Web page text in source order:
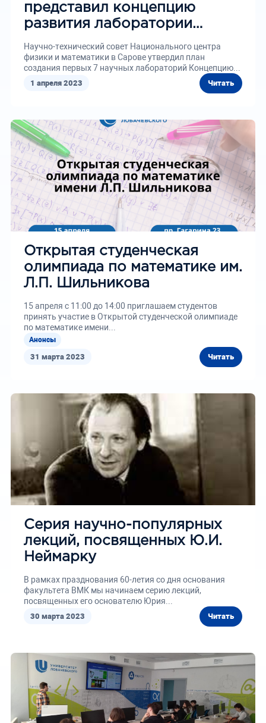
1 апреля 2023 Читать
представил концепцию
развития лаборатории
нейроморфного
искусственного интеллекта
Научно-технический совет Национального центра
физики и математики в Сарове утвердил план
создания первых 7 научных лабораторий Концепцию...
31 марта 2023 Читать
Открытая студенческая
олимпиада по математике им.
Л.П. Шильникова
15 апреля с 11:00 до 14:00 приглашаем студентов
принять участие в Открытой студенческой олимпиаде
по математике имени...
Анонсы
30 марта 2023 Читать
Серия научно-популярных
лекций, посвященных Ю.И.
Неймарку
В рамках празднования 60-летия со дня основания
факультета ВМК мы начинаем серию лекций,
посвященных его основателю Юрия...